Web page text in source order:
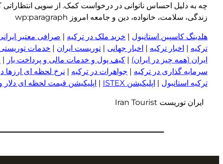
چه به دلیل احساس ناتوانی در درخواست کمک. از سویی
زندگی، سلامت، خانواده، دین و جامعه امروز wp:paragraph
هلدینگ کاسپین استانبول | خرید ملک در ترکیه | صرافی معتبر
ترکیه | اخبار ترکیه | اخبار جهانی | توریست ایران | خدمات توریستی
ایران (همه چیز در ایران) | کیف پول و خدمات مالی و پرداخت یار |
سرمایه گذاری در ترکیه | جواهرات در ترکیه | نرخ لحظه ای ارزها
ترکیه استانبول | اپلیکیشن ISTEX | اپلیکیشن قیمت لحظه ای دلار و
ایران توریست Iran Tourist